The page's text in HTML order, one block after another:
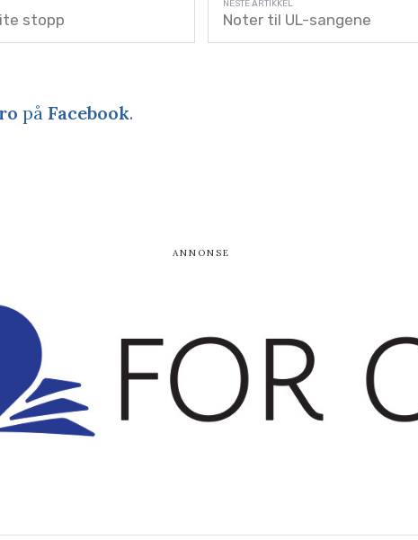
stopp Noter til UL-sangene
på Facebook.